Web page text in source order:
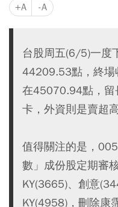
+A -A
台股周五(6/5)一度
44209.53點，終場
在45070.94點，留
卡，外資則是賣超
值得關注的是，
數」成份股定期審
KY(3665)、創意
KY(4958)，刪除康